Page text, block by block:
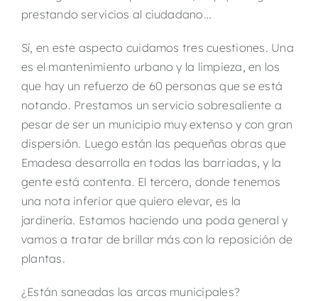
prestando servicios al ciudadano…
Sí, en este aspecto cuidamos tres cuestiones. Una
es el mantenimiento urbano y la limpieza, en los
que hay un refuerzo de 60 personas que se está
notando. Prestamos un servicio sobresaliente a
pesar de ser un municipio muy extenso y con gran
dispersión. Luego están las pequeñas obras que
Emadesa desarrolla en todas las barriadas, y la
gente está contenta. El tercero, donde tenemos
una nota inferior que quiero elevar, es la
jardinería. Estamos haciendo una poda general y
vamos a tratar de brillar más con la reposición de
plantas.
¿Están saneadas las arcas municipales?